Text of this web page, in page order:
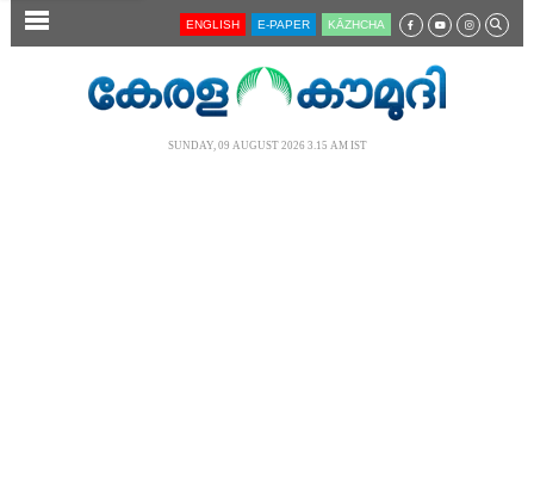
SECTIONS ENGLISH E-PAPER KĀZHCHA
SUNDAY, 09 AUGUST 2026 3.15 AM IST